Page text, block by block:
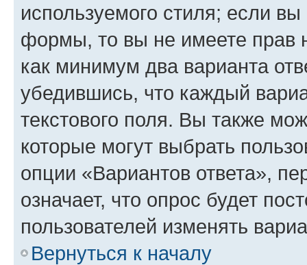
используемого стиля; если
формы, то вы не имеете прав
как минимум два варианта
убедившись, что каждый
текстового поля. Вы также
которые могут выбрать
опции «Вариантов ответа»,
означает, что опрос будет
пользователей изменять
Вернуться к началу